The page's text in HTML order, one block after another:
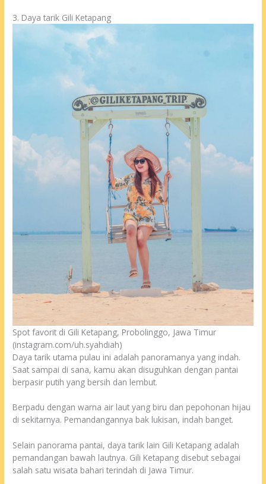
3. Daya tarik Gili Ketapang
Spot favorit di Gili Ketapang, Probolinggo, Jawa Timur
(instagram.com/uh.syahdiah)
Daya tarik utama pulau ini adalah panoramanya yang indah.
Saat sampai di sana, kamu akan disuguhkan dengan pantai
berpasir putih yang bersih dan lembut.
Berpadu dengan warna air laut yang biru dan pepohonan hijau
di sekitarnya. Pemandangannya bak lukisan, indah banget.
Selain panorama pantai, daya tarik lain Gili Ketapang adalah
pemandangan bawah lautnya. Gili Ketapang disebut sebagai
salah satu wisata bahari terindah di Jawa Timur.